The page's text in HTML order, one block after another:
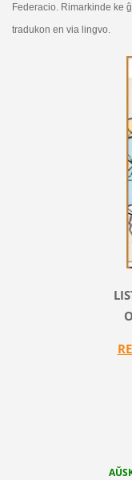
Federacio. Rimarkinde ke
tradukon en via lingvo.